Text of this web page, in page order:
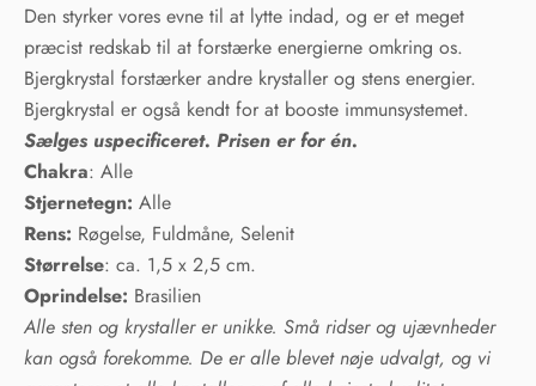
Den styrker vores evne til at lytte indad, og er et meget
præcist redskab til at forstærke energierne omkring os.
Bjergkrystal forstærker andre krystaller og stens energier.
Bjergkrystal er også kendt for at booste immunsystemet.
Sælges uspecificeret. Prisen er for én.
Chakra: Alle
Stjernetegn: Alle
Rens: Røgelse, Fuldmåne, Selenit
Størrelse: ca. 1,5 x 2,5 cm.
Oprindelse: Brasilien
Alle sten og krystaller er unikke. Små ridser og ujævnheder
kan også forekomme. De er alle blevet nøje udvalgt, og vi